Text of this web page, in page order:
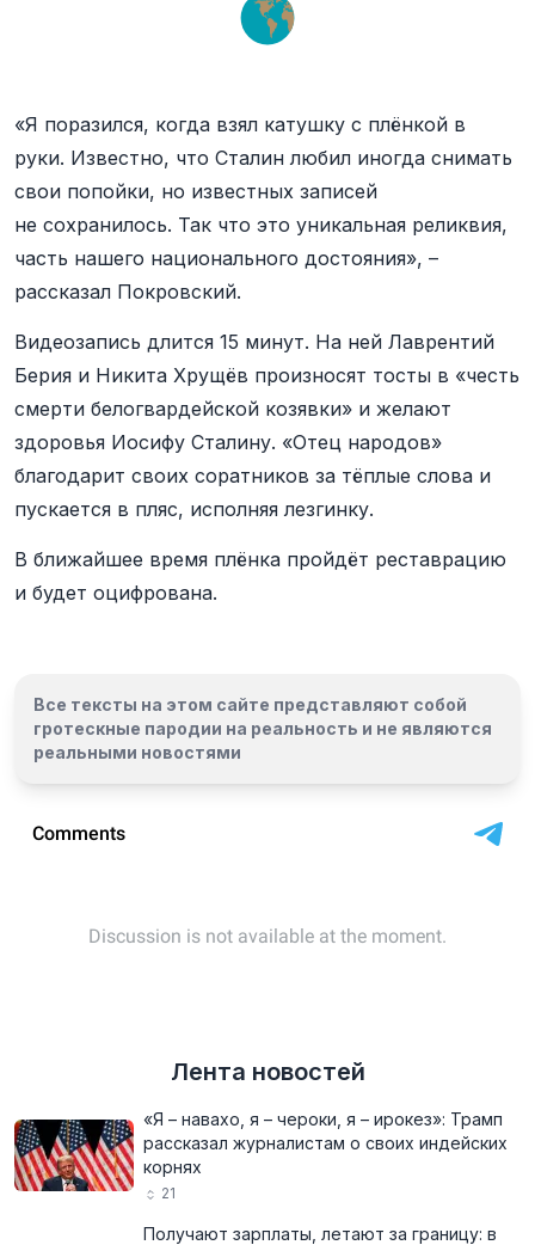
«Я поразился, когда взял катушку с плёнкой в
руки. Известно, что Сталин любил иногда снимать
свои попойки, но известных записей
не сохранилось. Так что это уникальная реликвия,
часть нашего национального достояния», –
рассказал Покровский.
Видеозапись длится 15 минут. На ней Лаврентий
Берия и Никита Хрущёв произносят тосты в «честь
смерти белогвардейской козявки» и желают
здоровья Иосифу Сталину. «Отец народов»
благодарит своих соратников за тёплые слова и
пускается в пляс, исполняя лезгинку.
В ближайшее время плёнка пройдёт реставрацию
и будет оцифрована.
Все тексты на этом сайте представляют собой
гротескные пародии на реальность и не являются
реальными новостями
Лента новостей
«Я – навахо, я – чероки, я – ирокез»: Трамп
рассказал журналистам о своих индейских
корнях
21
Получают зарплаты, летают за границу: в